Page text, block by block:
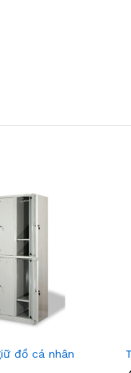
đồ cá nhân